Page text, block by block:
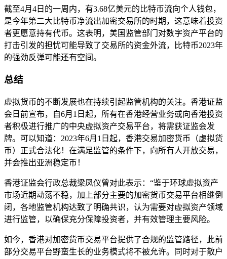
截至4月4日的一周内，有3.68亿美元的比特币流向个人钱包，
是今年第二大比特币净流出加密交易所的时期，这意味着投资
者更愿意持有代币。这表明，美国监管部门对数字资产平台的
打击引发的担忧可能导致了交易所的资金外流，比特币2023年
的强劲反弹可能还有空间。
总结
虚拟货币的不断发展也在持续引起监管机构的关注。香港证监
会日前宣布，自6月1日起，所有在香港经营业务或向香港投资
者积极进行推广的中央虚拟资产交易平台，将需获证监会发
牌。可以知道：2023年6月1日起，香港交易加密货币（虚拟货
币）正式合法化！在满足监管的条件下，向所有人开放交易，
并会推出亚洲稳定币！
香港证监会行政总裁梁凤仪曾对此表示：“鉴于环球虚拟资产
市场近期动荡不稳，加上部分主要的加密货币交易平台相继倒
闭，各地监管机构达致了明确共识，认为需要对虚拟资产领域
进行监管，以确保充分保障投资者，并有效管理主要风险。
如今，香港对加密货币交易平台提供了合规的监管路径，此前
部分交易平台野蛮生长的业务模式将不被允许。同时对于散户